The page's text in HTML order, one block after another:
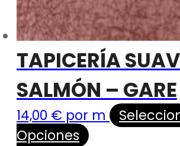
TAPICERÍA
SALMÓN – GARE
14,00 € por m
Opciones